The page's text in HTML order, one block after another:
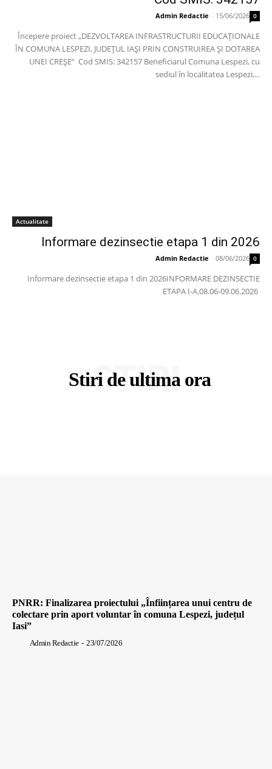
Admin Redactie - 15/06/2026 0
Începere proiect „DEZVOLTAREA INFRASTRUCTURII EDUCAȚIONALE
ÎN COMUNA LESPEZI, JUDEȚUL IAȘI PRIN CONSTRUIREA ȘI DOTAREA
UNEI CREȘE” Cod SMIS: 342157 Beneficiarul Comuna Lespezi, cu
sediul în localitatea Lespezi,...
Actualitate
Informare dezinsectie etapa 1 din 2026
Admin Redactie - 08/06/2026 0
Informare dezinsectie etapa 1 din 2026INFORMARE DEZINSECTIE
ETAPA I-A.08.06-09.06.2026
Stiri de ultima ora
STIRI
PNRR: Finalizarea proiectului „Înființarea unui centru de
colectare prin aport voluntar în comuna Lespezi, județul
Iasi”
Admin Redactie - 23/07/2026